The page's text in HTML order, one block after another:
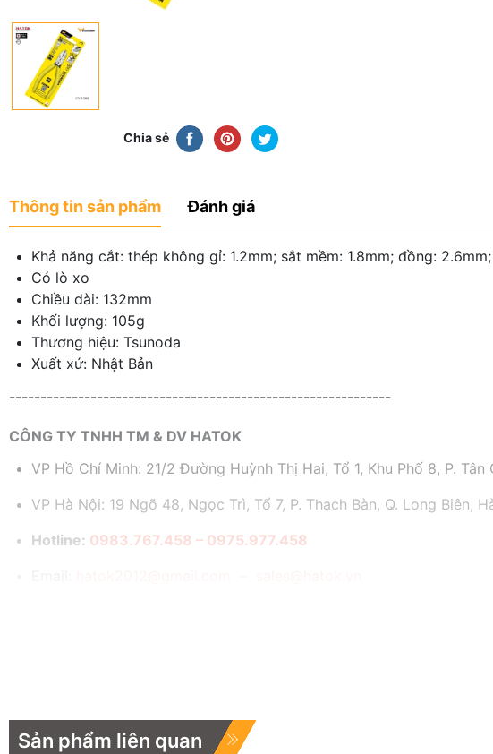
Chia sẻ
Thông tin sản phẩm Đánh giá
Khả năng cắt: thép không gỉ: 1.2mm; sắt mềm: 1.8mm; đồng:
Có lò xo
Chiều dài: 132mm
Khối lượng: 105g
Thương hiệu: Tsunoda
Xuất xứ: Nhật Bản
-------------------------------------------------------------
CÔNG TY TNHH TM & DV HATOK
VP Hồ Chí Minh: 21/2 Đường Huỳnh Thị Hai, Tổ 1, Khu Phố 8, P. Tân
VP Hà Nội: 19 Ngõ 48, Ngọc Trì, Tổ 7, P. Thạch Bàn, Q. Long Biên,
Hotline: 0983.767.458 – 0975.977.458
Sản phẩm liên quan